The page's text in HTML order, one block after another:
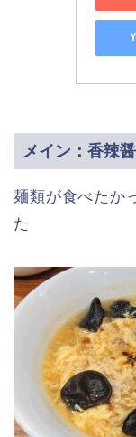
メイン：香辣
麺類が食べたか
た